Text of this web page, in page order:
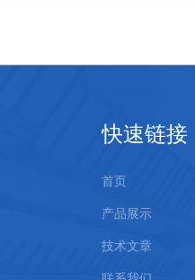
快速链接
首页
产品展示
技术文章